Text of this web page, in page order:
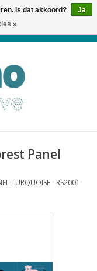
Panel
TURQUOISE - RS2001-
Is dat akkoord?
Ja
»